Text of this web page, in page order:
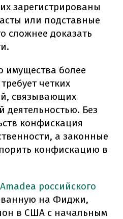
зарегистрированы
или подставные
сложнее доказать
имущества более
четких
связывающих
деятельностью. Без
конфискация
а законные
конфискацию в
российского
на Фиджи,
в США с начальным